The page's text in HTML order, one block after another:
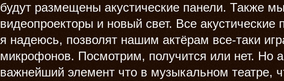
будут размещены акустические панели. Также
видеопроекторы и новый свет. Все акустические
я надеюсь, позволят нашим актёрам все-таки
микрофонов. Посмотрим, получится или нет. Но
важнейший элемент что в музыкальном театре,